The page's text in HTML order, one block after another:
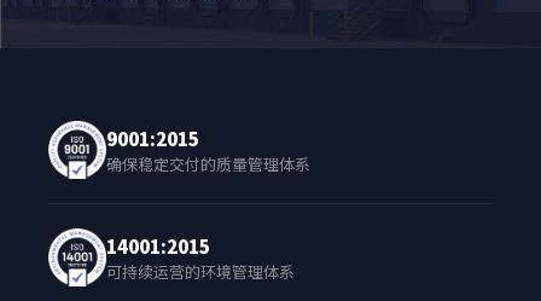
9001:2015
确保稳定交付的质量管理体系
14001:2015
可持续运营的环境管理体系